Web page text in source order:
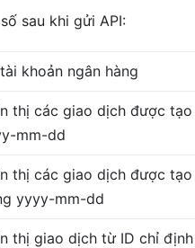
sau khi gửi API:
khoản ngân hàng
thị các giao dịch được
mm-dd
thị các giao dịch được
yyyy-mm-dd
thị giao dịch từ ID chỉ